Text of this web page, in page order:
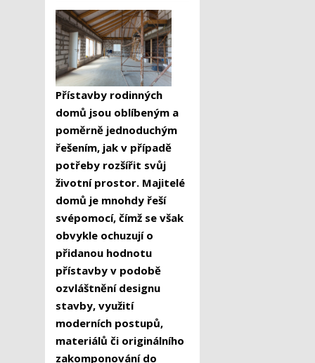
Přístavby rodinných
domů jsou oblíbeným a
poměrně jednoduchým
řešením, jak v případě
potřeby rozšířit svůj
životní prostor. Majitelé
domů je mnohdy řeší
svépomocí, čímž se však
obvykle ochuzují o
přidanou hodnotu
přístavby v podobě
ozvláštnění designu
stavby, využití
moderních postupů,
materiálů či originálního
zakomponování do